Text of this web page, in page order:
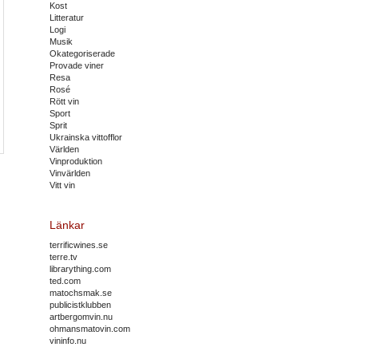
Kost
Litteratur
Logi
Musik
Okategoriserade
Provade viner
Resa
Rosé
Rött vin
Sport
Sprit
Ukrainska vittofflor
Världen
Vinproduktion
Vinvärlden
Vitt vin
Länkar
terrificwines.se
terre.tv
librarything.com
ted.com
matochsmak.se
publicistklubben
artbergomvin.nu
ohmansmatovin.com
vininfo.nu